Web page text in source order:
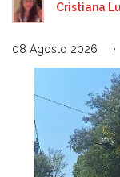
Cristiana
08 Agosto 2026